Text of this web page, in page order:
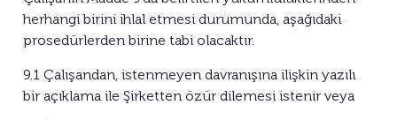
herhangi birini ihlal etmesi durumunda, aşağıdaki
prosedürlerden birine tabi olacaktır.
9.1 Çalışandan, istenmeyen davranışına ilişkin yazılı
bir açıklama ile Şirketten özür dilemesi istenir veya